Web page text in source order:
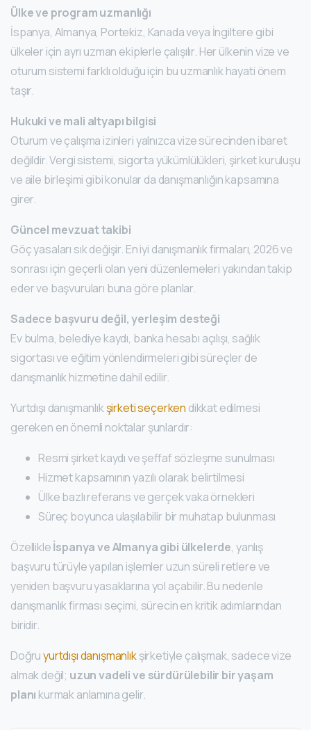
Ülke ve program uzmanlığı
İspanya, Almanya, Portekiz, Kanada veya İngiltere gibi
ülkeler için ayrı uzman ekiplerle çalışılır. Her ülkenin vize ve
oturum sistemi farklı olduğu için bu uzmanlık hayati önem
taşır.
Hukuki ve mali altyapı bilgisi
Oturum ve çalışma izinleri yalnızca vize sürecinden ibaret
değildir. Vergi sistemi, sigorta yükümlülükleri, şirket kuruluşu
ve aile birleşimi gibi konular da danışmanlığın kapsamına
girer.
Güncel mevzuat takibi
Göç yasaları sık değişir. En iyi danışmanlık firmaları, 2026 ve
sonrası için geçerli olan yeni düzenlemeleri yakından takip
eder ve başvuruları buna göre planlar.
Sadece başvuru değil, yerleşim desteği
Ev bulma, belediye kaydı, banka hesabı açılışı, sağlık
sigortası ve eğitim yönlendirmeleri gibi süreçler de
danışmanlık hizmetine dahil edilir.
Yurtdışı danışmanlıkşirketi seçerken dikkat edilmesi
gereken en önemli noktalar şunlardır:
Resmi şirket kaydı ve şeffaf sözleşme sunulması
Hizmet kapsamının yazılı olarak belirtilmesi
Ülke bazlı referans ve gerçek vaka örnekleri
Süreç boyunca ulaşılabilir bir muhatap bulunması
Özellikleİspanya ve Almanya gibi ülkelerde, yanlış
başvuru türüyle yapılan işlemler uzun süreli retlere ve
yeniden başvuru yasaklarına yol açabilir. Bu nedenle
danışmanlık firması seçimi, sürecin en kritik adımlarından
biridir.
Doğruyurtdışı danışmanlıkşirketiyle çalışmak, sadece vize
almak değil; uzun vadeli ve sürdürülebilir bir yaşam
planı kurmak anlamına gelir.